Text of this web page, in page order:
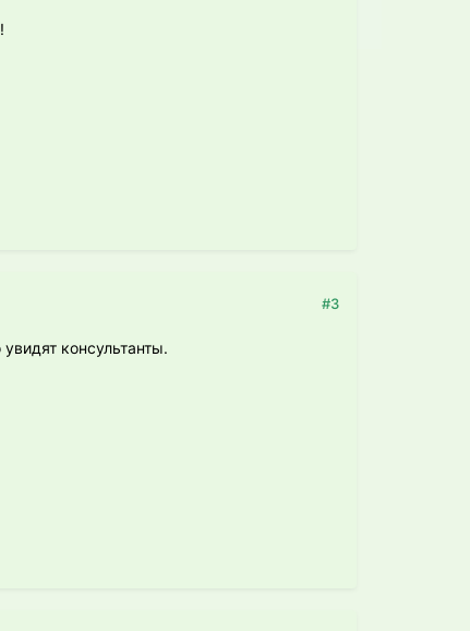
#3
консультанты.